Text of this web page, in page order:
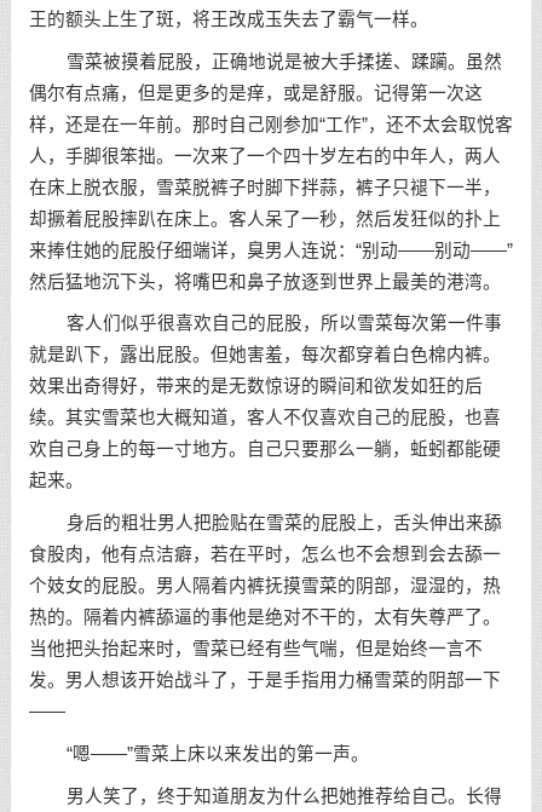
王的额头上生了斑，将王改成玉失去了霸气一样。
雪菜被摸着屁股，正确地说是被大手揉搓、蹂躏。虽然
偶尔有点痛，但是更多的是痒，或是舒服。记得第一次这
样，还是在一年前。那时自己刚参加“工作”，还不太会取悦客
人，手脚很笨拙。一次来了一个四十岁左右的中年人，两人
在床上脱衣服，雪菜脱裤子时脚下拌蒜，裤子只褪下一半，
却撅着屁股摔趴在床上。客人呆了一秒，然后发狂似的扑上
来捧住她的屁股仔细端详，臭男人连说：“别动——别动——”
然后猛地沉下头，将嘴巴和鼻子放逐到世界上最美的港湾。
客人们似乎很喜欢自己的屁股，所以雪菜每次第一件事
就是趴下，露出屁股。但她害羞，每次都穿着白色棉内裤。
效果出奇得好，带来的是无数惊讶的瞬间和欲发如狂的后
续。其实雪菜也大概知道，客人不仅喜欢自己的屁股，也喜
欢自己身上的每一寸地方。自己只要那么一躺，蚯蚓都能硬
起来。
身后的粗壮男人把脸贴在雪菜的屁股上，舌头伸出来舔
食股肉，他有点洁癖，若在平时，怎么也不会想到会去舔一
个妓女的屁股。男人隔着内裤抚摸雪菜的阴部，湿湿的，热
热的。隔着内裤舔逼的事他是绝对不干的，太有失尊严了。
当他把头抬起来时，雪菜已经有些气喘，但是始终一言不
发。男人想该开始战斗了，于是手指用力桶雪菜的阴部一下
——
“嗯——”雪菜上床以来发出的第一声。
男人笑了，终于知道朋友为什么把她推荐给自己。长得